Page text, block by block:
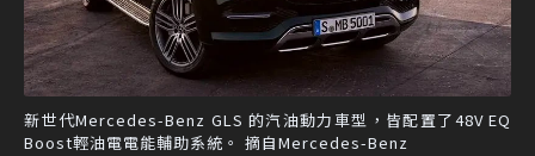
新世代Mercedes-Benz GLS 的汽油動力車型，皆配置了48V EQ
Boost輕油電電能輔助系統。 摘自Mercedes-Benz